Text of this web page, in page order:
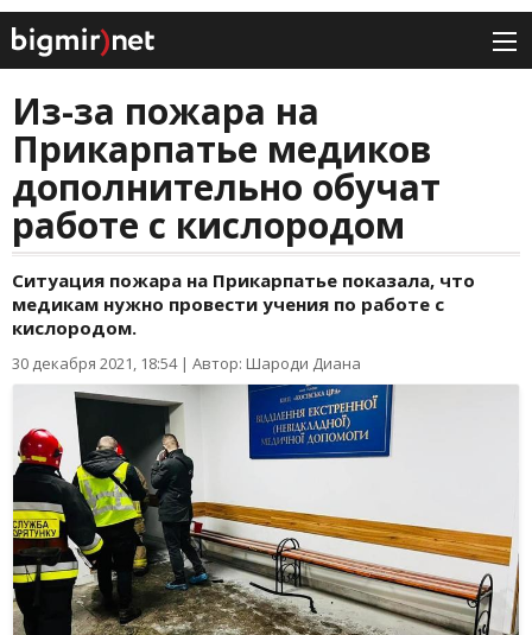
Из-за пожара на
Прикарпатье медиков
дополнительно обучат
работе с кислородом
Ситуация пожара на Прикарпатье показала, что
медикам нужно провести учения по работе с
кислородом.
30 декабря 2021, 18:54| Автор: Шароди Диана